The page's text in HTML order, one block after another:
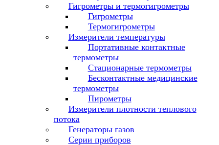
Гигрометры и термогигрометры
Гигрометры
Термогигрометры
Измерители температуры
Портативные контактные
термометры
Стационарные термометры
Бесконтактные медицинские
термометры
Пирометры
Измерители плотности теплового
потока
Генераторы газов
Серии приборов